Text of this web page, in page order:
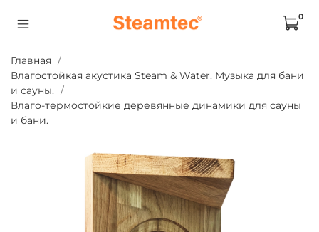
0
Главная
Влагостойкая акустика Steam & Water. Музыка для бани
и сауны.
Влаго-термостойкие деревянные динамики для сауны
и бани.